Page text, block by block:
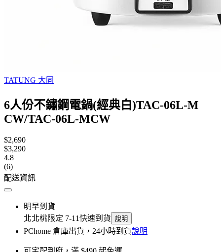
TATUNG 大同
6人份不鏽鋼電鍋(經典白)TAC-06L-M
CW/TAC-06L-MCW
$2,690
$3,290
4.8
(6)
配送資訊
明早到貨
北北桃限定 7-11快速到貨 說明
PChome 倉庫出貨，24小時到貨說明